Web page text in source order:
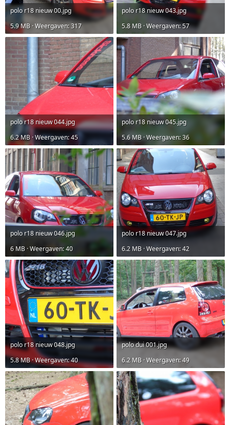
polo r18 nieuw 00.jpg
5.9 MB · Weergaven: 317
polo r18 nieuw 043.jpg
5.8 MB · Weergaven: 57
polo r18 nieuw 044.jpg
6.2 MB · Weergaven: 45
polo r18 nieuw 045.jpg
5.6 MB · Weergaven: 36
polo r18 nieuw 046.jpg
6 MB · Weergaven: 40
polo r18 nieuw 047.jpg
6.2 MB · Weergaven: 42
polo r18 nieuw 048.jpg
5.8 MB · Weergaven: 40
polo dui 001.jpg
6.2 MB · Weergaven: 49